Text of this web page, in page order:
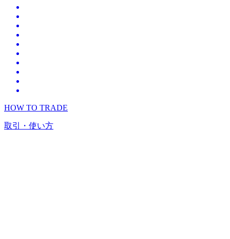
HOW TO TRADE
取引・使い方